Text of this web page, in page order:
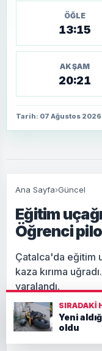
ÖĞLE
13:15
AKŞAM
20:21
Tarih: 07 Ağustos 2026
Ana Sayfa›Güncel
Eğitim
Öğrenci
Çatalca'da eğitim
kaza kırıma
yaralandı.
Giriş: 06-08-2026
SIRADAKI
Yeni
oldu